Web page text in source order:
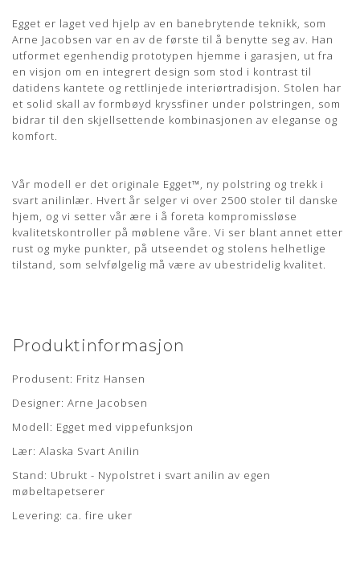
Stelnummer
Om læderet
Semi anilin læder har fået en ganske let
overfladebehandling, hvilket bidrager til en højere slidstyrke
og lysægthed end den rene anilin læder.
Kendetegnene for denne lædertype er en god holdbarhed
og brugervenlighed.
CLASSIC
CLASSIC læder er nem og praktisk og kræver næsten ingen
Dybere naturmærker (fedtstriber & lign. fra dyret kan
forekomme).
Lædertykkelse: 0,9-1,1 mm.
Læs mere om pleje og vedligeholdelse her
Egget er laget ved hjelp av en banebrytende teknikk, som
Arne Jacobsen var en av de første til å benytte seg av. Han
utformet egenhendig prototypen hjemme i garasjen, ut fra
en visjon om en integrert design som stod i kontrast til
datidens kantete og rettlinjede interiørtradisjon. Stolen har
et solid skall av formbøyd kryssfiner under polstringen, som
bidrar til den skjellsettende kombinasjonen av eleganse og
komfort.
Vår modell er det originale Egget™, ny polstring og trekk i
svart anilinlær. Hvert år selger vi over 2500 stoler til danske
hjem, og vi setter vår ære i å foreta kompromissløse
kvalitetskontroller på møblene våre. Vi ser blant annet etter
rust og myke punkter, på utseendet og stolens helhetlige
tilstand, som selvfølgelig må være av ubestridelig kvalitet.
Produktinformasjon
Produsent: Fritz Hansen
Designer: Arne Jacobsen
Modell: Egget med vippefunksjon
Lær: Alaska Svart Anilin
Stand: Ubrukt - Nypolstret i svart anilin av egen
møbeltapetserer
Levering: ca. fire uker